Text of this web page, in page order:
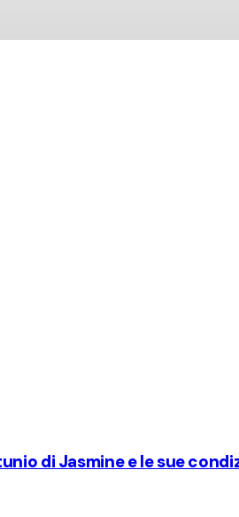
di Jasmine e le sue